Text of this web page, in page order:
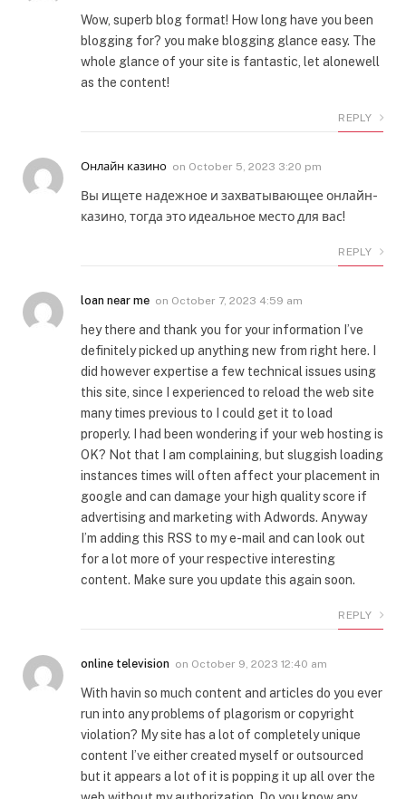
Wow, superb blog format! How long have you been
blogging for? you make blogging glance easy. The
whole glance of your site is fantastic, let alonewell
as the content!
REPLY
Онлайн казино on October 5, 2023 3:20 pm
Вы ищете надежное и захватывающее онлайн-
казино, тогда это идеальное место для вас!
REPLY
loan near me on October 7, 2023 4:59 am
hey there and thank you for your information I’ve
definitely picked up anything new from right here. I
did however expertise a few technical issues using
this site, since I experienced to reload the web site
many times previous to I could get it to load
properly. I had been wondering if your web hosting is
OK? Not that I am complaining, but sluggish loading
instances times will often affect your placement in
google and can damage your high quality score if
advertising and marketing with Adwords. Anyway
I’m adding this RSS to my e-mail and can look out
for a lot more of your respective interesting
content. Make sure you update this again soon.
REPLY
online television on October 9, 2023 12:40 am
With havin so much content and articles do you ever
run into any problems of plagorism or copyright
violation? My site has a lot of completely unique
content I’ve either created myself or outsourced
but it appears a lot of it is popping it up all over the